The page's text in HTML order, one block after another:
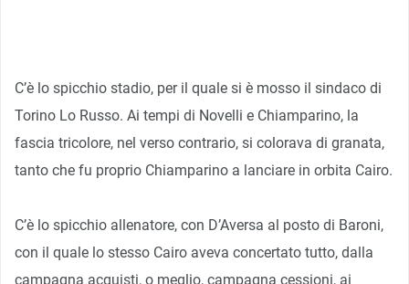
C’è lo spicchio stadio, per il quale si è mosso il sindaco di
Torino Lo Russo. Ai tempi di Novelli e Chiamparino, la
fascia tricolore, nel verso contrario, si colorava di granata,
tanto che fu proprio Chiamparino a lanciare in orbita Cairo.
C’è lo spicchio allenatore, con D’Aversa al posto di Baroni,
con il quale lo stesso Cairo aveva concertato tutto, dalla
campagna acquisti, o meglio, campagna cessioni, ai